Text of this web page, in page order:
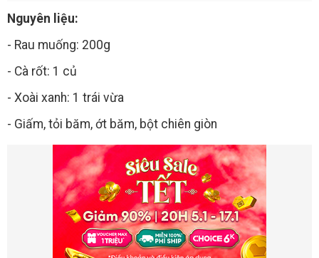
Nguyên liệu:
- Rau muống: 200g
- Cà rốt: 1 củ
- Xoài xanh: 1 trái vừa
- Giấm, tỏi băm, ớt băm, bột chiên giòn